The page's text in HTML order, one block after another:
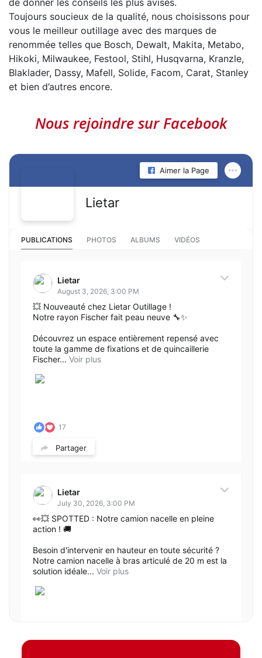
Toujours soucieux de la qualité, nous choisissons pour
vous le meilleur outillage avec des marques de
renommée telles que Bosch, Dewalt, Makita, Metabo,
Hikoki, Milwaukee, Festool, Stihl, Husqvarna, Kranzle,
Blaklader, Dassy, Mafell, Solide, Facom, Carat, Stanley
et bien d’autres encore.
Nous rejoindre sur Facebook
Aimer la Page
Lietar
PUBLICATIONS PHOTOS ALBUMS VIDÉOS
Lietar
August 3, 2026, 3:00 PM
💥 Nouveauté chez Lietar Outillage !
Notre rayon Fischer fait peau neuve 🔧✨
Découvrez un espace entièrement repensé avec
toute la gamme de fixations et de quincaillerie
Fischer... Voir plus
17
Partager
Lietar
July 30, 2026, 3:00 PM
👀💥 SPOTTED : Notre camion nacelle en pleine
action ! 🚚
Besoin d'intervenir en hauteur en toute sécurité ?
Notre camion nacelle à bras articulé de 20 m est la
solution idéale... Voir plus
12